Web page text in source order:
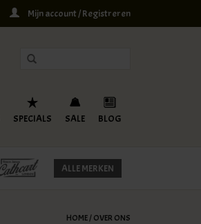
Mijn account / Registreren
SPECIALS SALE BLOG
ALLE MERKEN
HOME/OVER ONS